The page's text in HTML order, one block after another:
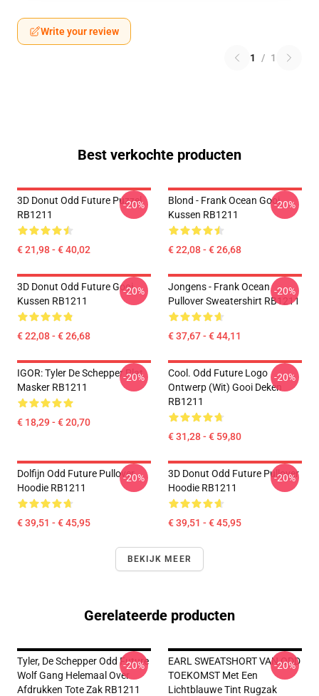
Write your review
1 / 1
Best verkochte producten
3D Donut Odd Future Puzzel
RB1211
€ 21,98 - € 40,02
-20%
Blond - Frank Ocean Gooi
Kussen RB1211
€ 22,08 - € 26,68
-20%
3D Donut Odd Future Gooi
Kussen RB1211
€ 22,08 - € 26,68
-20%
Jongens - Frank Ocean
Pullover Sweatershirt RB1211
€ 37,67 - € 44,11
-20%
IGOR: Tyler De Schepper Plat
Masker RB1211
€ 18,29 - € 20,70
-20%
Cool. Odd Future Logo
Ontwerp (wit) Gooi Deken
RB1211
€ 31,28 - € 59,80
-20%
Dolfijn Odd Future Pullover
Hoodie RB1211
€ 39,51 - € 45,95
-20%
3D Donut Odd Future Pullover
Hoodie RB1211
€ 39,51 - € 45,95
-20%
BEKIJK MEER
Gerelateerde producten
Tyler, De Schepper Odd Future
Wolf Gang Helemaal Over
Afdrukken Tote Zak RB1211
-20%
EARL SWEATSHORT VAN ODD
TOEKOMST Met Een
Lichtblauwe Tint Rugzak
-20%